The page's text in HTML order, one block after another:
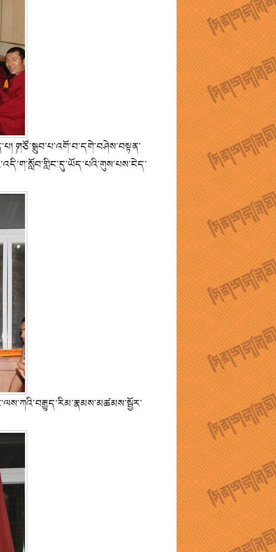
༼གཙོ་སྒྲུབ་པ་འགོ་བ་དགེ་བཤེས་བསྟན་